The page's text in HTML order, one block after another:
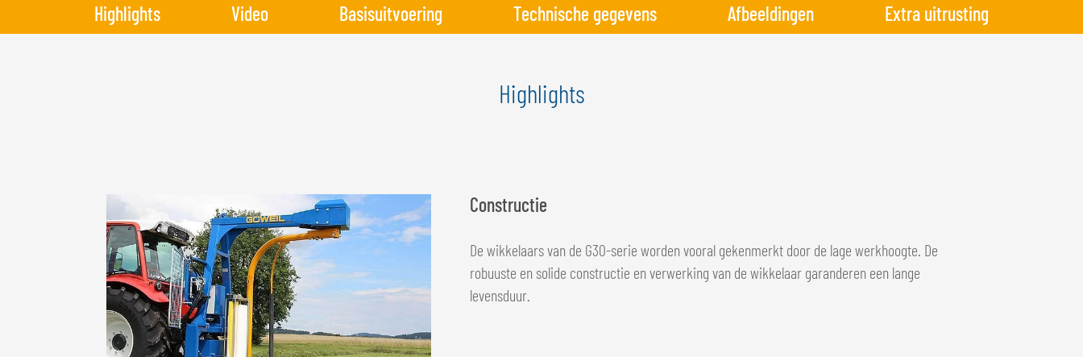
Highlights Video Basisuitvoering Technische gegevens Afbeeldingen Extra uitrusting
Highlights
Constructie
De wikkelaars van de G30-serie worden vooral gekenmerkt door de lage werkhoogte. De
robuuste en solide constructie en verwerking van de wikkelaar garanderen een lange
levensduur.